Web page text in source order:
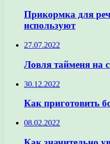
Прикормка для
используют
27.07.2022
Ловля тайменя на
30.12.2022
Как приготовить
08.02.2022